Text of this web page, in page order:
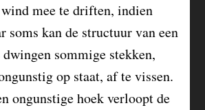
mee te driften, indien
soms kan de structuur van een
sommige stekken,
op staat, af te vissen.
ongunstige hoek verloopt de